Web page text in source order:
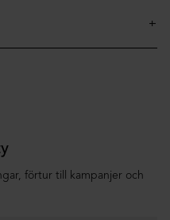
förtur till kampanjer och